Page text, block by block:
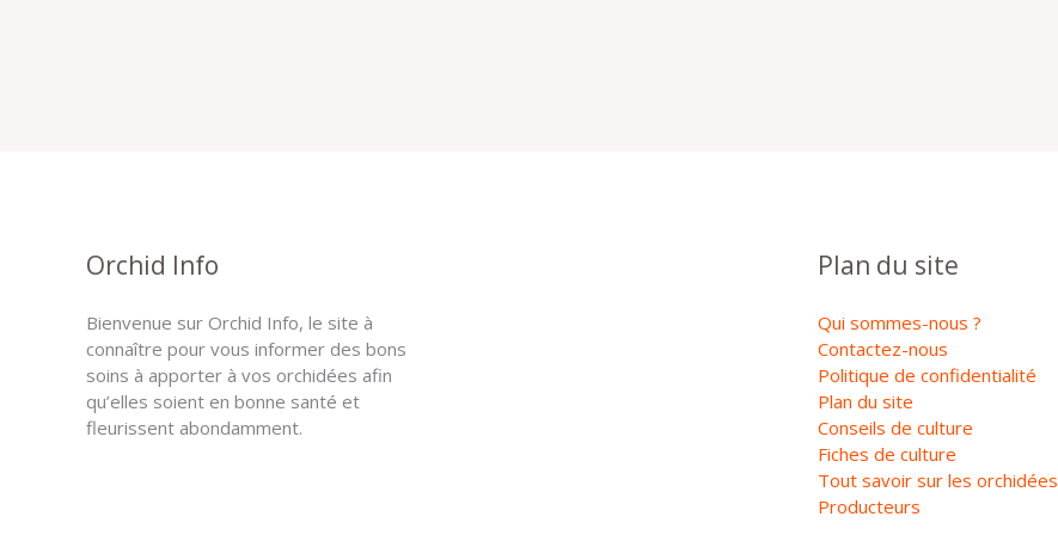
Orchid Info
Bienvenue sur Orchid Info, le site à
connaître pour vous informer des bons
soins à apporter à vos orchidées afin
qu’elles soient en bonne santé et
fleurissent abondamment.
Plan du site
Qui sommes-nous ?
Contactez-nous
Politique de confidentialité
Plan du site
Conseils de culture
Fiches de culture
Tout savoir sur les orchidées
Producteurs